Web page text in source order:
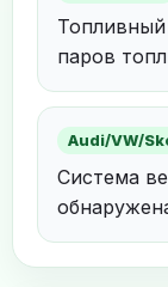
Топливный
паров
Audi/VW/
Система